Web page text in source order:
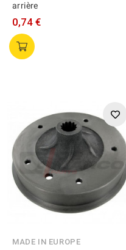
arrière
0,74 €
MADE IN EUROPE